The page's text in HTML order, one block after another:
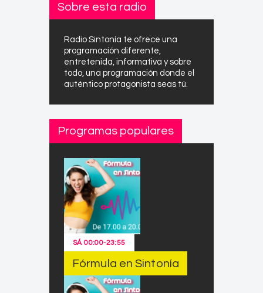
Sobre esta radio
Radio Sintonía te ofrece una
programación diferente,
entretenida, informativa y sobre
todo, una programación donde el
auténtico protagonista seas tú.
Programas populares
SÁ00:00-23:55
Fórmula en Sintonía